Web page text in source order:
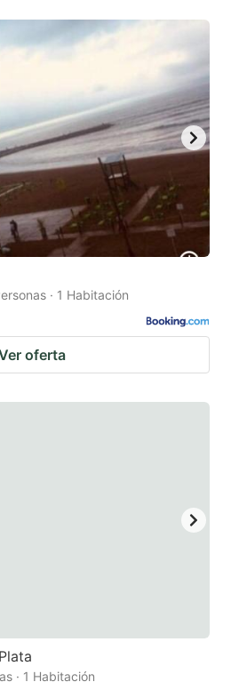
question
key
to
get
the
keyboard
shortcuts
for
dates.
· 1 Habitación
oferta
· 1 Habitación